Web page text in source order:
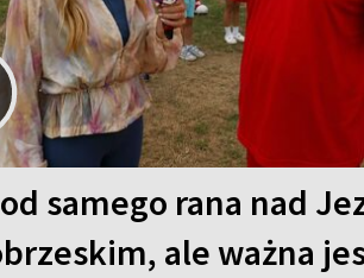
samego rana nad
ale ważna